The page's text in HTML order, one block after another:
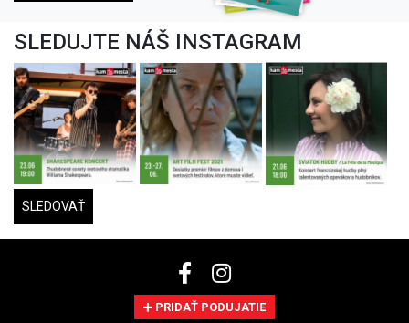
SLEDUJTE NÁŠ INSTAGRAM
SLEDOVAŤ
PRIDAŤ PODUJATIE